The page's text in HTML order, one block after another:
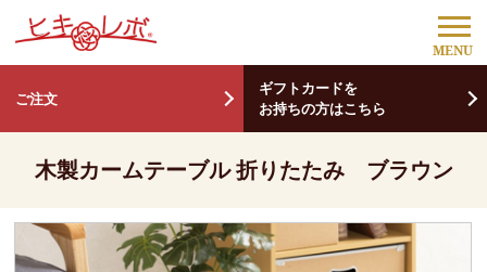
ご注文
ギフトカードを
お持ちの方はこちら
木製カームテーブル 折りたたみ ブラウン